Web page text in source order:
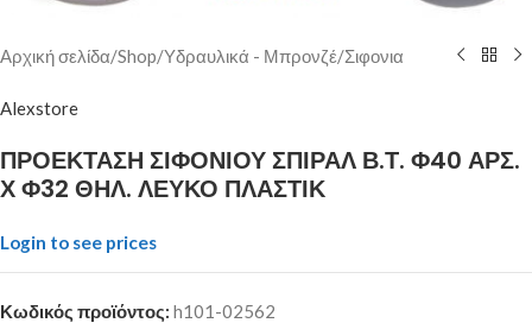
Αρχική σελίδα/Shop/Υδραυλικά - Μπρονζέ/Σιφονια
Alexstore
ΠΡΟΕΚΤΑΣΗ ΣΙΦΟΝΙΟΥ ΣΠΙΡΑΛ Β.Τ. Φ40 ΑΡΣ.
Χ Φ32 ΘΗΛ. ΛΕΥΚΟ ΠΛΑΣΤΙΚ
Login to see prices
Κωδικός προϊόντος: h101-02562